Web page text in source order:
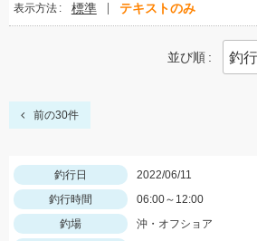
表示方法 標準 テキストのみ
並び順
前の30件
釣行日
2022/06/11
釣行時間
06:00～12:00
釣場
沖・オフショア